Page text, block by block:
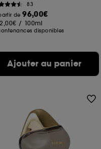
83
de96,00€
/ 100ml
disponibles
Ajouter au panier